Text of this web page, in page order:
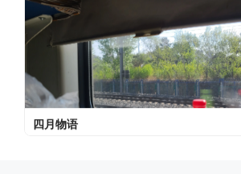
四月物语
车窗外的风景，辽宁家乡的草木新...